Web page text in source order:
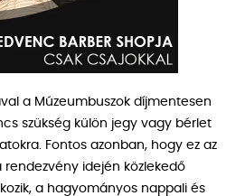
a Múzeumbuszok díjmentesen
szükség külön jegy vagy bérlet
Fontos azonban, hogy ez az
rendezvény idején közlekedő
a hagyományos nappali és